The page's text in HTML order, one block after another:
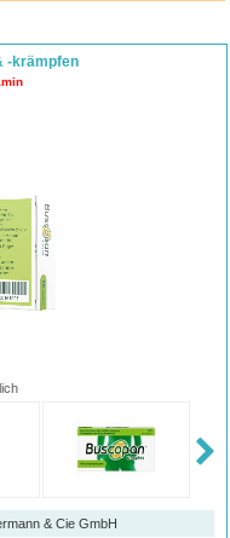
-krämpfen
& Cie GmbH